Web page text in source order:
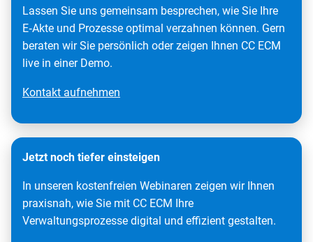
Lassen Sie uns gemeinsam besprechen, wie Sie Ihre
E‑Akte und Prozesse optimal verzahnen können. Gern
beraten wir Sie persönlich oder zeigen Ihnen CC ECM
live in einer Demo.
Kontakt aufnehmen
Jetzt noch tiefer einsteigen
In unseren kostenfreien Webinaren zeigen wir Ihnen
praxisnah, wie Sie mit CC ECM Ihre
Verwaltungsprozesse digital und effizient gestalten.